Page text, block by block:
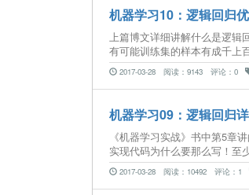
机器学习10：逻辑回归
上篇博文详细讲解什么是逻辑
有可能训练集的样本有成千上
2017-03-28 阅读：9143 评论：0
机器学习09：逻辑回归
《机器学习实战》书中第5章
实现代码为什么要那么写！至
2017-03-28 阅读：10492 评论：1